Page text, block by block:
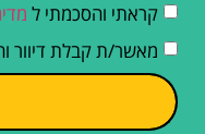
קראתי והסכמתי ל
מאשר/ת קבלת דיוור